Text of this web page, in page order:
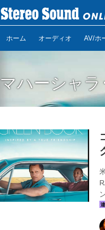
ホーム オーディオ AV/ホ
マハーシャラ